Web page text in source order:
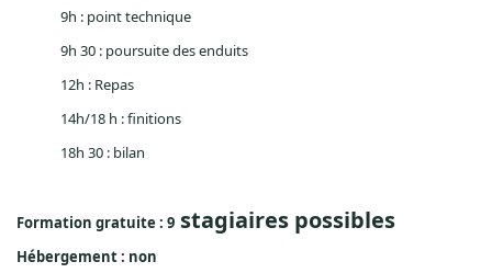
9h : point technique
9h 30 : poursuite des enduits
12h : Repas
14h/18 h : finitions
18h 30 : bilan
Formation gratuite : 9 stagiaires possibles
Hébergement : non